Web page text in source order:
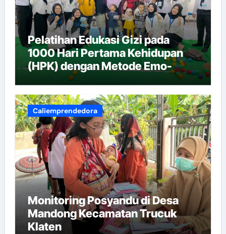
Pelatihan Edukasi Gizi pada
1000 Hari Pertama Kehidupan
(HPK) dengan Metode Emo-
Caliemprendedora
Monitoring Posyandu di Desa
Mandong Kecamatan Trucuk
Klaten